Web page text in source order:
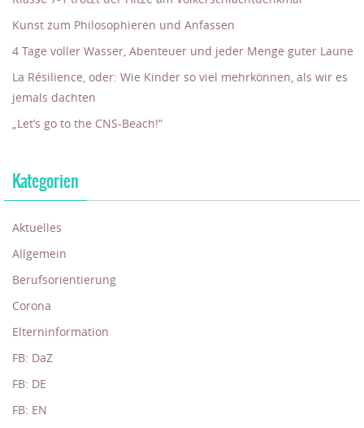
Kunst zum Philosophieren und Anfassen
4 Tage voller Wasser, Abenteuer und jeder Menge guter Laune
La Résilience, oder: Wie Kinder so viel mehrkönnen, als wir es
jemals dachten
„Let’s go to the CNS-Beach!“
Kategorien
Aktuelles
Allgemein
Berufsorientierung
Corona
Elterninformation
FB: DaZ
FB: DE
FB: EN